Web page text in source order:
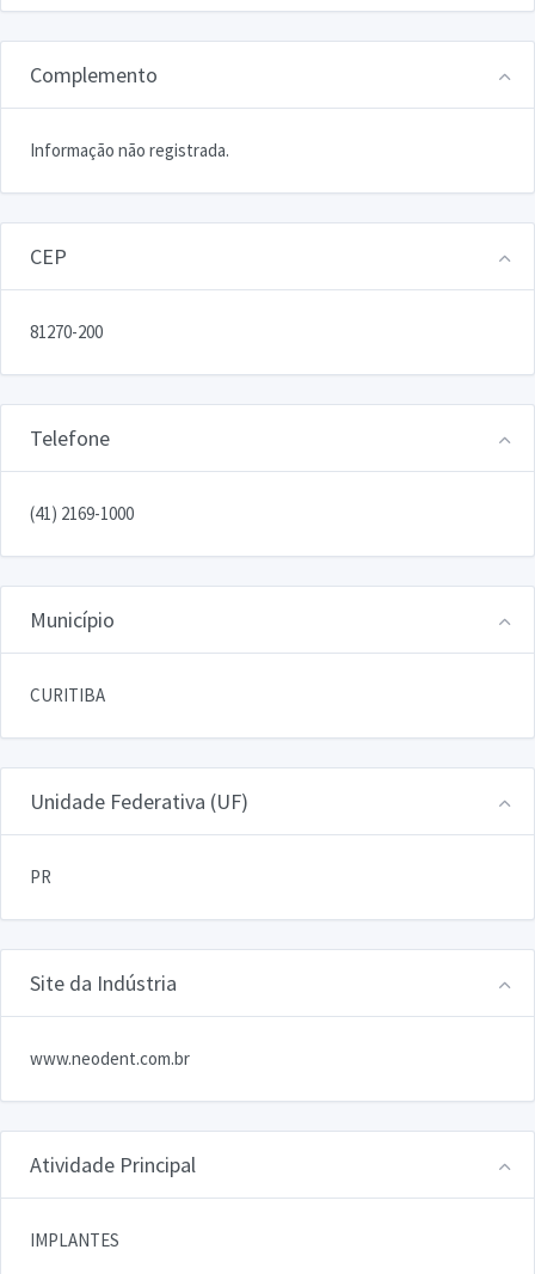
Complemento
Informação não registrada.
CEP
81270-200
Telefone
(41) 2169-1000
Município
CURITIBA
Unidade Federativa (UF)
PR
Site da Indústria
www.neodent.com.br
Atividade Principal
IMPLANTES